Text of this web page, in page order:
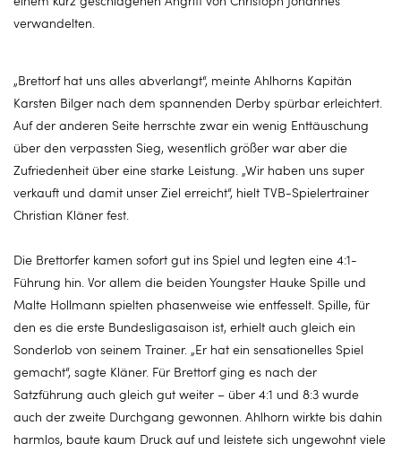
verwandelten.
„Brettorf hat uns alles abverlangt“, meinte Ahlhorns Kapitän
Karsten Bilger nach dem spannenden Derby spürbar erleichtert.
Auf der anderen Seite herrschte zwar ein wenig Enttäuschung
über den verpassten Sieg, wesentlich größer war aber die
Zufriedenheit über eine starke Leistung. „Wir haben uns super
verkauft und damit unser Ziel erreicht“, hielt TVB-Spielertrainer
Christian Kläner fest.
Die Brettorfer kamen sofort gut ins Spiel und legten eine 4:1-
Führung hin. Vor allem die beiden Youngster Hauke Spille und
Malte Hollmann spielten phasenweise wie entfesselt. Spille, für
den es die erste Bundesligasaison ist, erhielt auch gleich ein
Sonderlob von seinem Trainer. „Er hat ein sensationelles Spiel
gemacht“, sagte Kläner. Für Brettorf ging es nach der
Satzführung auch gleich gut weiter – über 4:1 und 8:3 wurde
auch der zweite Durchgang gewonnen. Ahlhorn wirkte bis dahin
harmlos, baute kaum Druck auf und leistete sich ungewohnt viele